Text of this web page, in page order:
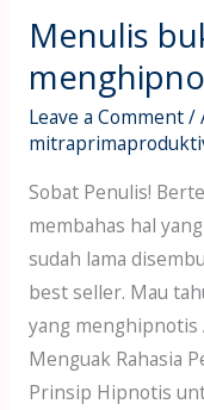
Menulis
Leave a Comment/
Sobat Penulis!
membahas hal
sudah lama
best seller. Mau
yang menghipnotis
Menguak Rahasia
Prinsip Hipnotis
Vitale